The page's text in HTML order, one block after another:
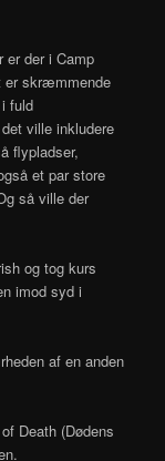
er der i Camp
er skræmmende
fuld
ville inkludere
flypladser,
et par store
så ville der
og tog kurs
imod syd i
af en anden
Death (Dødens